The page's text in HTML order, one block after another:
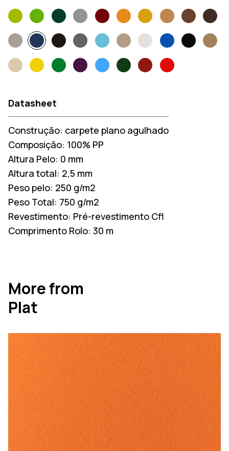
Datasheet
Construção: carpete plano agulhado
Composição: 100% PP
Altura Pelo: 0 mm
Altura total: 2,5 mm
Peso pelo: 250 g/m2
Peso Total: 750 g/m2
Revestimento: Pré-revestimento Cfl
Comprimento Rolo: 30 m
More from
Plat